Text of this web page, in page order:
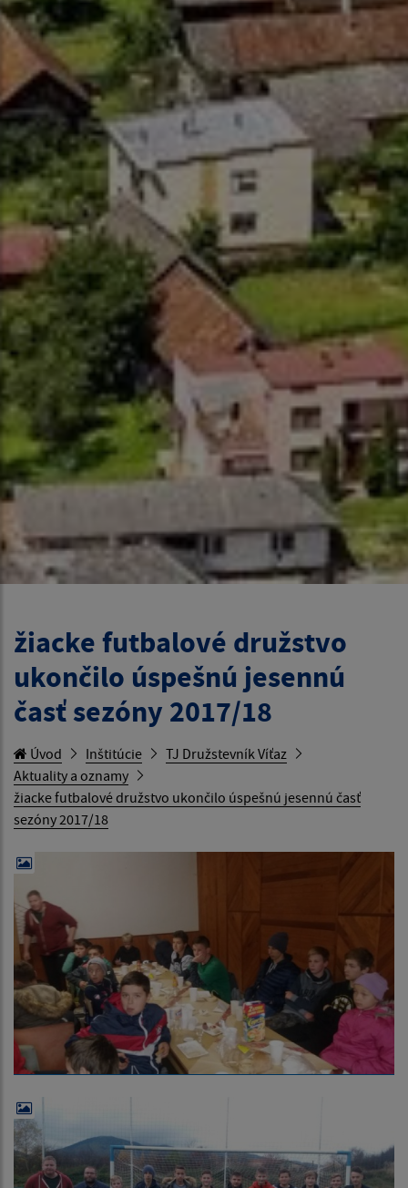
žiacke futbalové družstvo
ukončilo úspešnú jesennú
časť sezóny 2017/18
Úvod Inštitúcie
TJ Družstevník Víťaz
Aktuality a oznamy
žiacke futbalové družstvo ukončilo úspešnú jesennú časť
sezóny 2017/18